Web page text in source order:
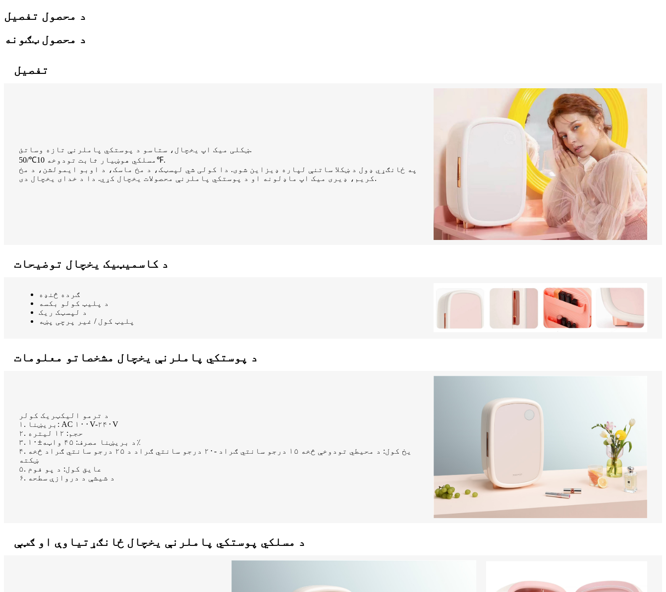
د محصول تفصیل
د محصول ټګونه
تفصیل
ښکلی میک اپ یخچال، ستاسو د پوستکي پاملرنې تازه وساتئ.
مسلکي هوښیار ثابت تودوخه 10℃/50℉.
په ځانګړي ډول د ښکلا ساتنې لپاره ډیزاین شوی. دا کولی شي لپسټک، د مخ ماسک، د اوبو ایمولشن، د مخ
کریم، ډیری میک اپ ماډلونه او د پوستکي پاملرنې محصولات یخچال کړي. دا د خدای یخچال دی.
د کاسمیټیک یخچال توضیحات
ګرده څنډه
د پلیټ کولو بکسه
د لپسټک ریک
پلیټ کول / غیر پرچی پښه
د پوستکي پاملرنې یخچال مشخصاتو معلومات
د ترمو الیکټریک کولر
۱. بریښنا: AC ۱۰۰V-۲۴۰V
۲. حجم: ۱۲ لیتره
۳. د بریښنا مصرف: ۴۵ واټه±۱۰٪
۴. یخ کول: د محیطي تودوخې څخه ۱۵ درجو سانتي ګراد -۲۰ درجو سانتي ګراد د ۲۵ درجو سانتي ګراد څخه
ښکته
۵. عایق کول: د پو فوم
۶. د شیشې د دروازې سطحه
د مسلکي پوستکي پاملرنې یخچال ځانګړتیاوې او ګټې